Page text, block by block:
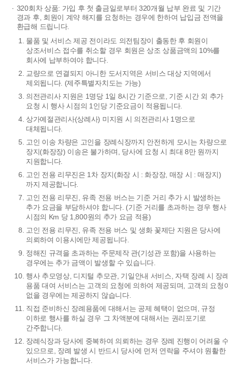
320회차 상품: 가입 후 첫 출금일로부터 320개월 납부 완료 및 기간
경과 후, 회원이 계약 해지를 요청하는 경우에 한하여 납입금 전액을
환급해 드립니다.
물품 및 서비스 제공 전이라도 의전팀장이 출동한 후 회원이
상조서비스 접수를 취소할 경우 회원은 상조 상품금액의 10%를
회사에 납부하여야 합니다.
교량으로 연결되지 아니한 도서지역은 서비스 대상 지역에서
제외됩니다. (제주특별자치도는 가능)
의전관리사 지원은 1명당 1일 8시간 기준으로, 기준 시간 외 추가
요청 시 행사 시점의 1인당 기준요금이 적용됩니다.
상가예절관리사(상례사) 미지원 시 의전관리사 1명으로
대체됩니다.
고인 이송 차량은 고인을 장례식장까지 안전하게 모시는 차량으로
장지(화장장) 이송은 불가하며, 당사에 요청 시 최대 8만 원까지
지원합니다.
고인 전용 리무진은 1차 장지(화장 시 : 화장장, 매장 시 : 매장지)
까지 제공합니다.
고인 전용 리무진, 유족 전용 버스는 기준 거리 추가 시 발생하는
추가 요금을 부담하셔야 합니다. (기준 거리를 초과하는 경우 행사
시점의 Km 당 1,800원의 추가 요금 적용)
고인 전용 리무진, 유족 전용 버스 및 생화 꽃제단 지원은 당사에
의뢰하여 이용시에만 제공됩니다.
정해진 규격을 초과하는 주문제작 관(기성관 포함)을 사용하는
경우에는 추가 금액이 발생할 수 있습니다.
행사 추모영상, 디지털 추모관, 기일안내 서비스, 자택 장례 시 장
용품 대여 서비스는 고객의 요청에 의하여 제공되며, 고객의 요청
없을 경우에는 제공하지 않습니다.
직접 준비하신 장례용품에 대해서는 공제 혜택이 없으며, 규정
이하로 행사를 하실 경우 그 차액분에 대해서는 권리포기로
간주합니다.
장례식장과 당사에 중복하여 의뢰하는 경우 장례 진행이 어려울
있으므로, 장례 발생 시 반드시 당사에 먼저 연락을 주셔야 원활한
서비스가 가능합니다.